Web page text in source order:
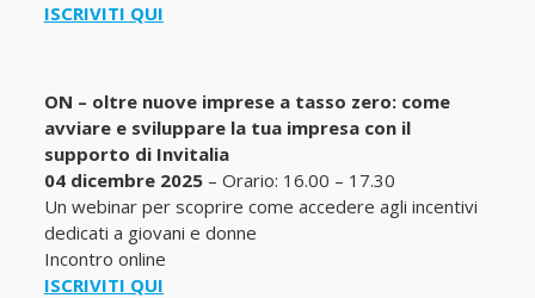
ISCRIVITI QUI
ON – oltre nuove imprese a tasso zero: come
avviare e sviluppare la tua impresa con il
supporto di Invitalia
04 dicembre 2025 – Orario: 16.00 – 17.30
Un webinar per scoprire come accedere agli incentivi
dedicati a giovani e donne
Incontro online
ISCRIVITI QUI